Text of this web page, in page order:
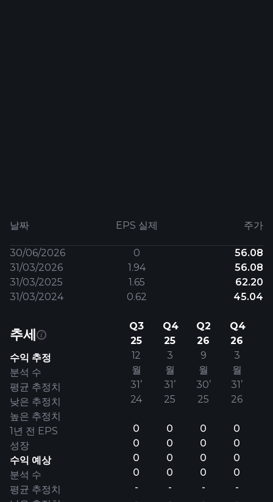
날짜 EPS 실제 주가
30/06/2026 0
56.08
31/03/2026
1.94
56.08
31/03/2025
1.65
62.20
31/03/2024
0.62 45.04
추세
수익 추정
분석 수
평균 추정치
낮은 추정치
높은 추정치
1년 전 EPS
성장
수익 예상
분석 수
평균 추정치
Q3
25
12
월
31’
24
0
0
0
0
-
Q4
25
3
월
31’
25
0
0
0
0
-
Q2
26
9
월
30’
25
0
0
0
0
-
Q4
26
3
월
31’
26
0
0
0
0
-